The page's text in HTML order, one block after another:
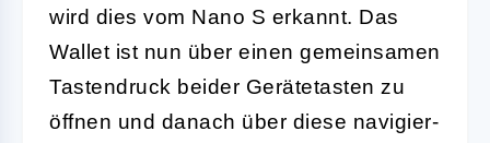
wird dies vom Nano S erkannt. Das
Wallet ist nun über einen gemeinsamen
Tastendruck beider Gerätetasten zu
öffnen und danach über diese navigier-